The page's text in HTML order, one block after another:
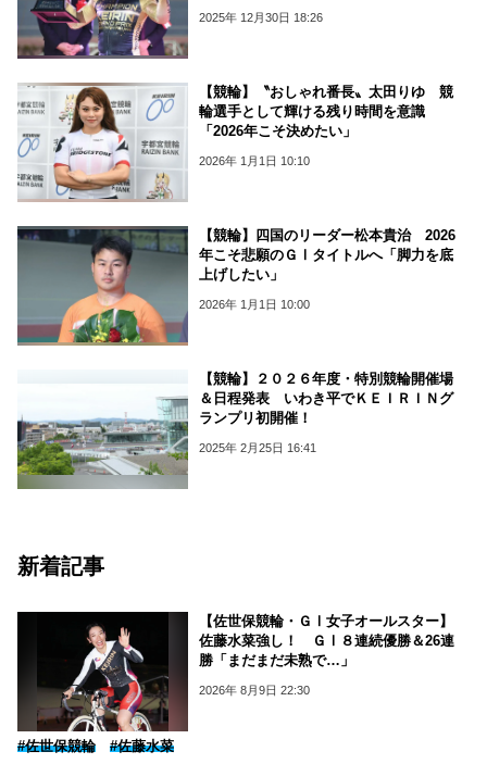
2025年 12月30日 18:26
【競輪】〝おしゃれ番長〟太田りゆ 競
輪選手として輝ける残り時間を意識
「2026年こそ決めたい」
2026年 1月1日 10:10
【競輪】四国のリーダー松本貴治 2026
年こそ悲願のＧⅠタイトルへ「脚力を底
上げしたい」
2026年 1月1日 10:00
【競輪】２０２６年度・特別競輪開催場
＆日程発表 いわき平でＫＥＩＲＩＮグ
ランプリ初開催！
2025年 2月25日 16:41
新着記事
【佐世保競輪・ＧⅠ女子オールスター】
佐藤水菜強し！ ＧⅠ８連続優勝＆26連
勝「まだまだ未熟で…」
2026年 8月9日 22:30
#佐世保競輪 #佐藤水菜